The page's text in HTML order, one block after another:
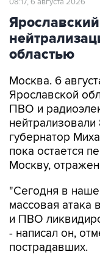
областью
Москва. 6
Ярославской
ПВО и
губернатор
пока остается
Москву,
"Сегодня в
массовая
и ПВО
- написал он,
пострадавших.